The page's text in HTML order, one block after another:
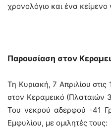
χρονολόγιο και ένα
Παρουσίαση στον
Τη Κυριακή, 7 Απριλίου
στον Κεραμεικό (Πλαταιών
Του νεκρού αδερφού -41
Εμφυλίου, με ομιλητές τους: